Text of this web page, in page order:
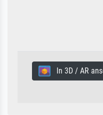
In 3D / AR